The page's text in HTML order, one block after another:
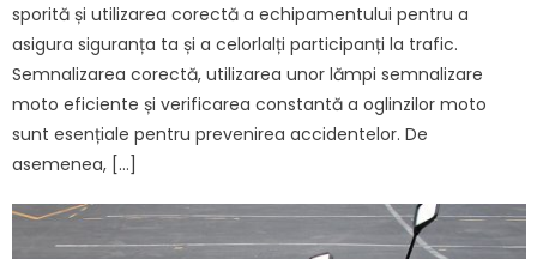
sporită și utilizarea corectă a echipamentului pentru a
asigura siguranța ta și a celorlalți participanți la trafic.
Semnalizarea corectă, utilizarea unor lămpi semnalizare
moto eficiente și verificarea constantă a oglinzilor moto
sunt esențiale pentru prevenirea accidentelor. De
asemenea, […]